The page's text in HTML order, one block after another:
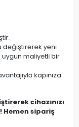
değiştirerek yeni
maliyetli bir
kapınıza
cihazınızı
Hemen sipariş